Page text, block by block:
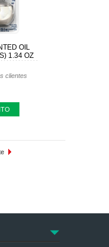
OIL
1.34 OZ
clientes